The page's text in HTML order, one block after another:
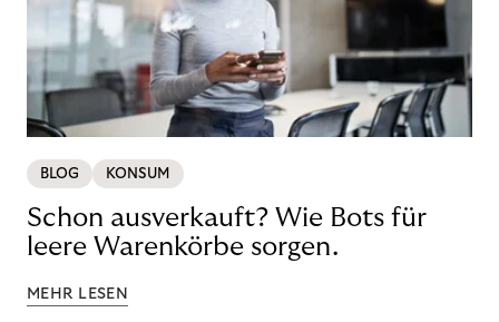
BLOG KONSUM
Schon ausverkauft? Wie Bots für
leere Warenkörbe sorgen.
MEHR LESEN